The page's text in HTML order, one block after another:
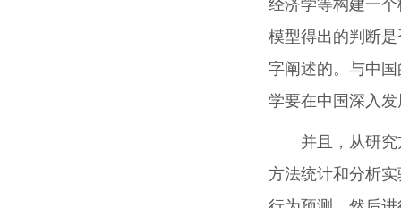
经济学等构建一
模型得出的判断
字阐述的。与中
学要在中国深入
并且，从研
方法统计和分析